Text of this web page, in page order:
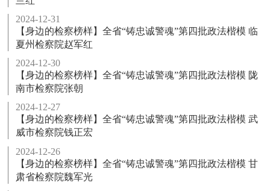
2024-12-31
【身边的检察榜样】全省“铸忠诚警魂”第四批政法楷模 临
夏州检察院赵军红
2024-12-30
【身边的检察榜样】全省“铸忠诚警魂”第四批政法楷模 陇
南市检察院张朝
2024-12-27
【身边的检察榜样】全省“铸忠诚警魂”第四批政法楷模 武
威市检察院钱正宏
2024-12-26
【身边的检察榜样】全省“铸忠诚警魂”第四批政法楷模 甘
肃省检察院魏军光